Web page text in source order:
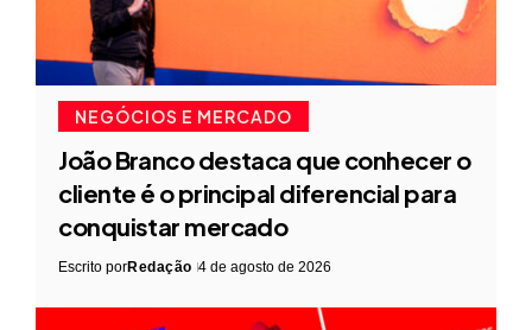
NEGÓCIOS E MERCADO
João Branco destaca que conhecer o
cliente é o principal diferencial para
conquistar mercado
Escrito porRedação 4 de agosto de 2026